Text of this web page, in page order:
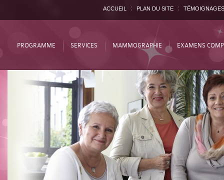
ACCUEIL PLAN DU SITE TÉMOIGNAGES
PROGRAMME SERVICES MAMMOGRAPHIE EXAMENS